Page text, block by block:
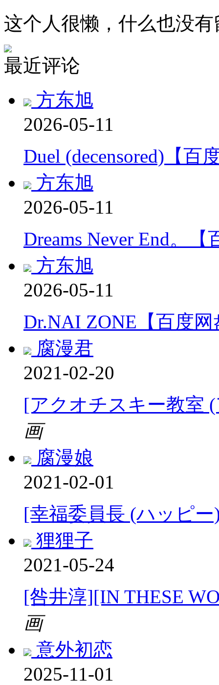
这个人很懒，什么也没有
最近评论
方东旭
2026-05-11
Duel (decensored)【百
方东旭
2026-05-11
Dreams Never End。
方东旭
2026-05-11
Dr.NAI ZONE【百度网
腐漫君
2021-02-20
[アクオチスキー教室
画
腐漫娘
2021-02-01
[幸福委員長 (ハッピ
狸狸子
2021-05-24
[咎井淳][IN THESE
画
意外初恋
2025-11-01